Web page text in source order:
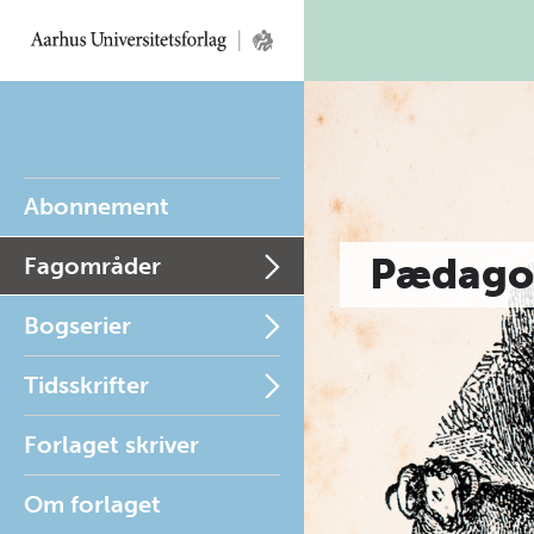
Abonnement
Fagområder
Bogserier
Tidsskrifter
Forlaget skriver
Om forlaget